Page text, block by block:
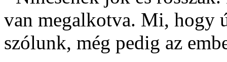
van megalkotva. Mi, hogy
szólunk, még pedig az